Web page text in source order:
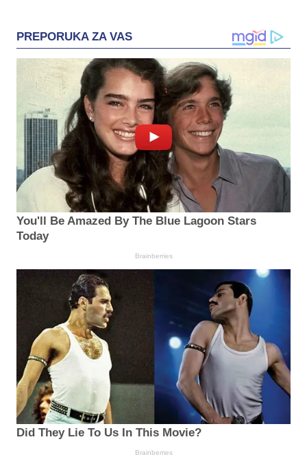
PREPORUKA ZA VAS
You'll Be Amazed By The Blue Lagoon Stars
Today
Brainberries
Did They Lie To Us In This Movie?
Brainberries